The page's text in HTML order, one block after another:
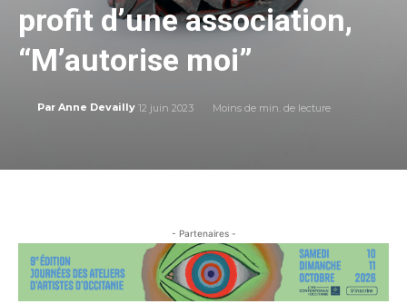
profit d’une association,
“M’autorise moi”
Par Anne Devailly 12 juin 2023 Moins de min. de lecture
- Partenaires -